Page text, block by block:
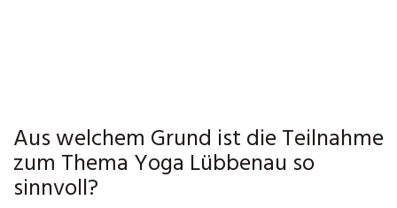
Aus welchem Grund ist die Teilnahme
zum Thema Yoga Lübbenau so
sinnvoll?